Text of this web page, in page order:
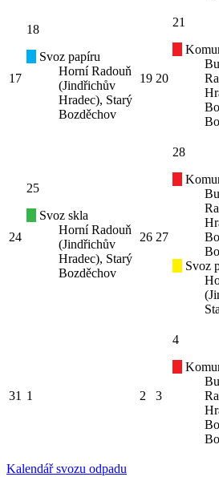
17
18
Svoz papíru
Horní Radouň
(Jindřichův
Hradec), Starý
Bozděchov
19 20
21
24
25
Svoz skla
Horní Radouň
(Jindřichův
Hradec), Starý
Bozděchov
26 27
28
Svoz
31 1 2 3
4
Kalendář svozu odpadu